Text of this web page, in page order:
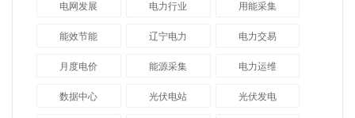
电网发展 电力行业 用能采集
能效节能 辽宁电力 电力交易
月度电价 能源采集 电力运维
数据中心 光伏电站 光伏发电